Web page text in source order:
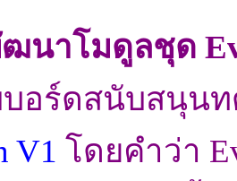
นาโมดูลชุด
ร์ดสนับสนุนท
V1 โดยคำว่า